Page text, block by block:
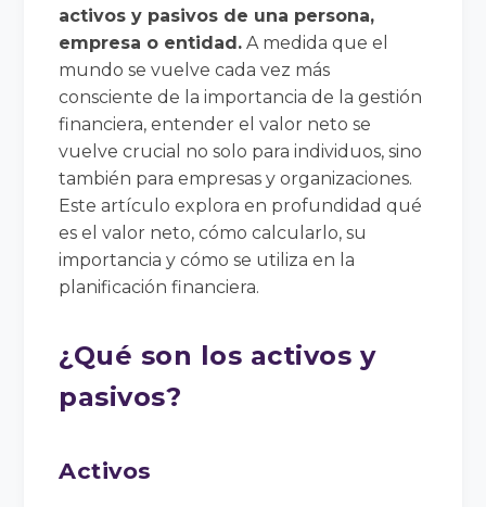
activos y pasivos de una persona,
empresa o entidad. A medida que el
mundo se vuelve cada vez más
consciente de la importancia de la gestión
financiera, entender el valor neto se
vuelve crucial no solo para individuos, sino
también para empresas y organizaciones.
Este artículo explora en profundidad qué
es el valor neto, cómo calcularlo, su
importancia y cómo se utiliza en la
planificación financiera.
¿Qué son los activos y
pasivos?
Activos